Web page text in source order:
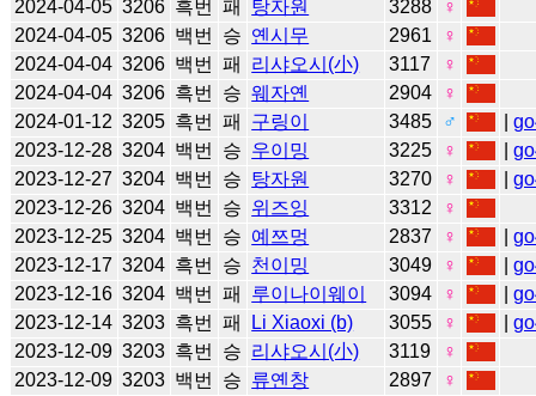
2024-04-05 3206 흑번 패 탕자원 3288
♀
2024-04-05 3206 백번 승 옌시무 2961
♀
2024-04-04 3206 백번 패 리샤오시(小) 3117
♀
2024-04-04 3206 흑번 승 웨자옌 2904
♀
2024-01-12 3205 흑번 패 구링이 3485 ♂ |
2023-12-28 3204 백번 승 우이밍 3225 ♀ |
2023-12-27 3204 백번 승 탕자원 3270 ♀ |
2023-12-26 3204 백번 승 위즈잉 3312
♀
2023-12-25 3204 백번 승 예쯔멍 2837 ♀ |
2023-12-17 3204 흑번 승 천이밍 3049 ♀ |
2023-12-16 3204 백번 패 루이나이웨이 3094 ♀ |
2023-12-14 3203 흑번 패 Li Xiaoxi (b) 3055 ♀ |
2023-12-09 3203 흑번 승 리샤오시(小) 3119
♀
2023-12-09 3203 백번 승 류옌창 2897
♀